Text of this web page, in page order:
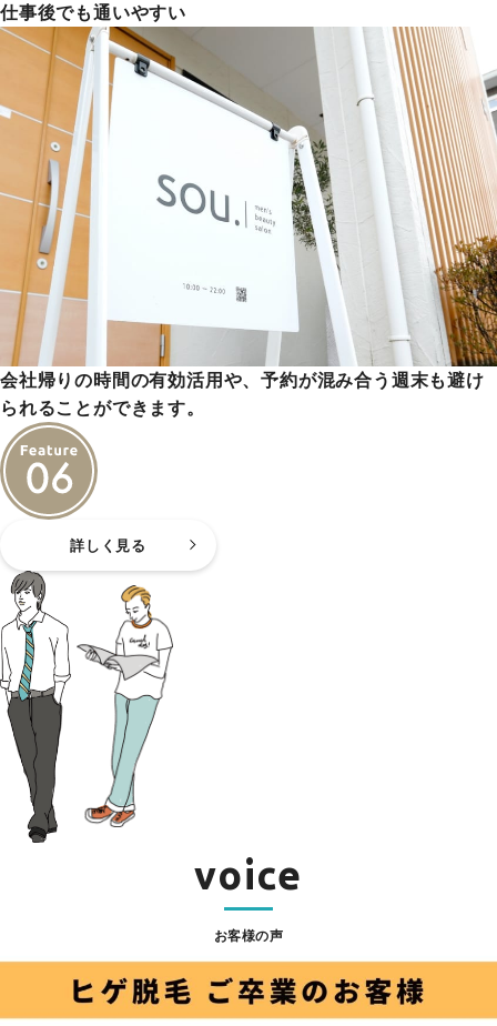
仕事後でも通いやすい
会社帰りの時間の有効活用や、予約が混み合う週末も避け
られることができます。
詳しく見る
voice
お客様の声